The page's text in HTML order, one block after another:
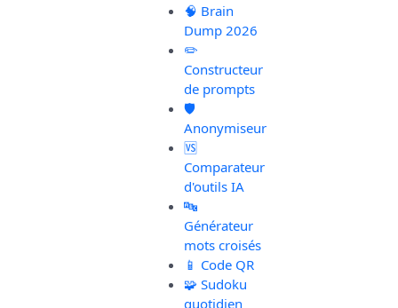
🧠 Brain
Dump 2026
✏️
Constructeur
de prompts
🛡️
Anonymiseur
🆚
Comparateur
d'outils IA
🔤
Générateur
mots croisés
📱 Code QR
🧩 Sudoku
quotidien